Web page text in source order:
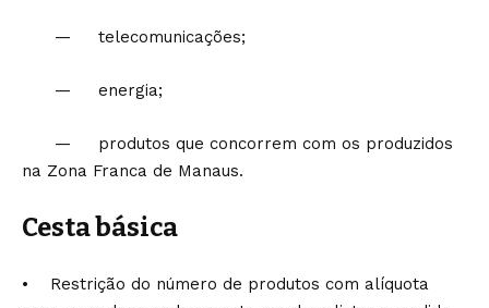
— telecomunicações;
— energia;
— produtos que concorrem com os produzidos
na Zona Franca de Manaus.
Cesta básica
• Restrição do número de produtos com alíquota